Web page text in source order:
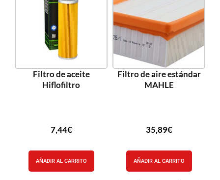
Filtro de aceite
Hiflofiltro
7,44€
AÑADIR AL CARRITO
Filtro de aire estándar
MAHLE
35,89€
AÑADIR AL CARRITO